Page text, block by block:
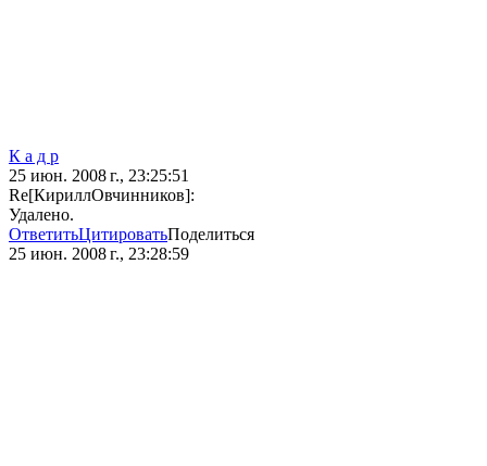
К а д р
25 июн. 2008 г., 23:25:51
Re[КириллОвчинников]:
Удалено.
ОтветитьЦитироватьПоделиться
25 июн. 2008 г., 23:28:59